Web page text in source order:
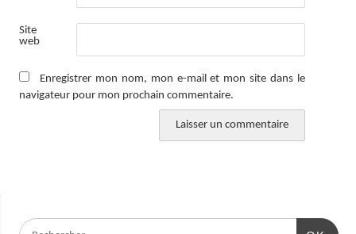
Site
web
Enregistrer mon nom, mon e-mail et mon site dans le
navigateur pour mon prochain commentaire.